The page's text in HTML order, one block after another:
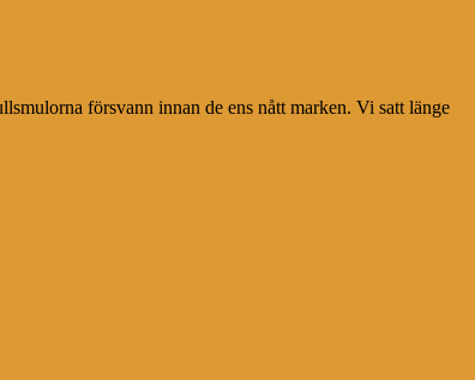
försvann innan de ens nått marken. Vi satt länge